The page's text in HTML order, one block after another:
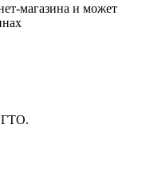
магазина и может
ГТО.